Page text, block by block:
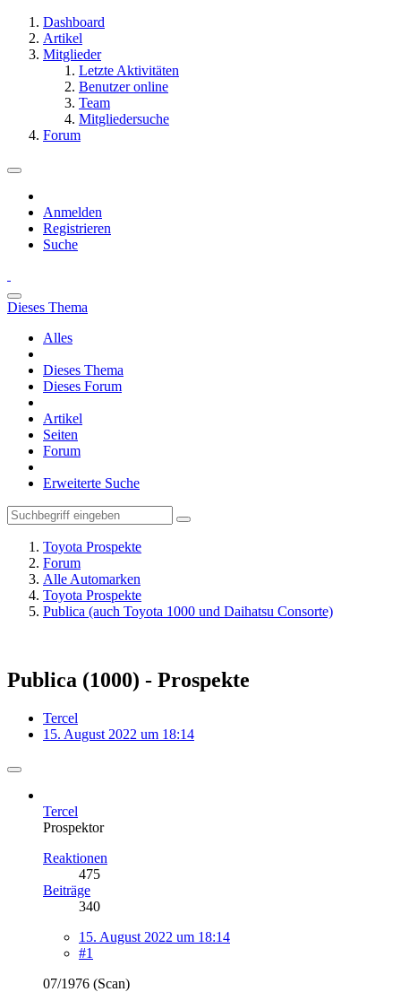
Dashboard
Artikel
Mitglieder
Letzte Aktivitäten
Benutzer online
Team
Mitgliedersuche
Forum
Anmelden
Registrieren
Suche
Dieses Thema
Alles
Dieses Thema
Dieses Forum
Artikel
Seiten
Forum
Erweiterte Suche
Toyota Prospekte
Forum
Alle Automarken
Toyota Prospekte
Publica (auch Toyota 1000 und Daihatsu Consorte)
Publica (1000) - Prospekte
Tercel
15. August 2022 um 18:14
Tercel
Prospektor
Reaktionen
475
Beiträge
340
15. August 2022 um 18:14
#1
07/1976 (Scan)